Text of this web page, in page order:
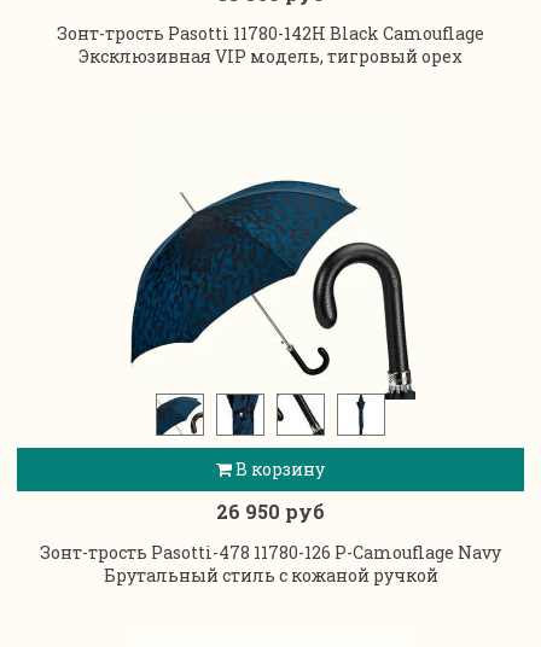
Зонт-трость Pasotti 11780-142Н Black Camouflage
Эксклюзивная VIP модель, тигровый орех
В корзину
26 950 руб
Зонт-трость Pasotti-478 11780-126 P-Camouflage Navy
Брутальный стиль с кожаной ручкой